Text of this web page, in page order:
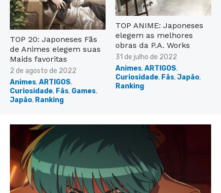
TOP 20: Japoneses Fãs
de Animes elegem suas
Maids favoritas
Posted
on
2 de agosto de 2022
Animes,ARTIGOS,
Curiosidade, Fãs, Games,
Japão, Ranking
TOP ANIME: Japoneses
elegem as melhores
obras da P.A. Works
Posted
on
31 de julho de 2022
Animes,ARTIGOS,
Curiosidade, Fãs,Japão,
Ranking